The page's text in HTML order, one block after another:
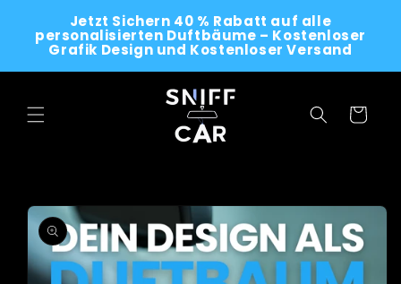
Skip to
contentJetzt Sichern 40 % Rabatt auf alle
personalisierten Duftbäume – Kostenloser
Grafik Design und Kostenloser Versand
Cart
product
information